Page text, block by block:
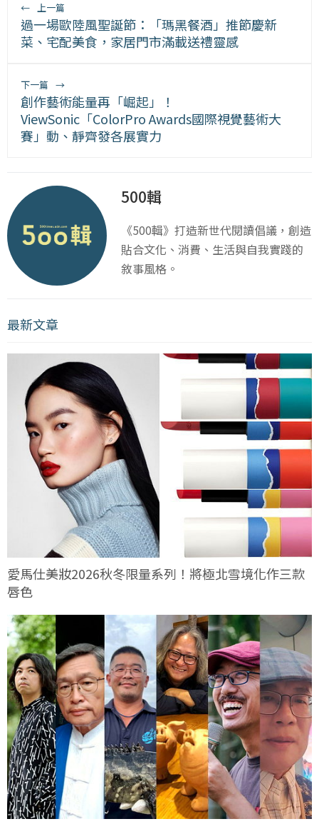
← 上一篇
過一場歐陸風聖誕節：「瑪黑餐酒」推節慶新
菜、宅配美食，家居門市滿載送禮靈感
下一篇 →
創作藝術能量再「崛起」！
ViewSonic「ColorPro Awards國際視覺藝術大
賽」動、靜齊發各展實力
500輯
《500輯》打造新世代閱讀倡議，創造
貼合文化、消費、生活與自我實踐的
敘事風格。
最新文章
愛馬仕美妝2026秋冬限量系列！將極北雪境化作三款
唇色